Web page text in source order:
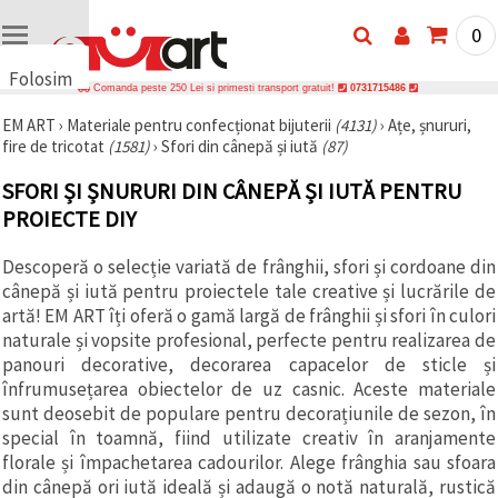
Folosim
uri
🍪 Folosim
și
tehnologii
similare
asigura
funcționarea
corectă a
site-ului,
pentru a vă
îmbunătăți
experiența
și, cu
acordul
dumneavoastră,
pentru a
analiza
traficul și a
0
Comanda peste 250 Lei si primesti transport gratuit! 0731715486
EM ART › Materiale pentru confecționat bijuterii (4131)› Ațe, șnururi,
fire de tricotat (1581)› Sfori din cânepă și iută (87)
SFORI ȘI ȘNURURI DIN CÂNEPĂ ȘI IUTĂ PENTRU
PROIECTE DIY
Descoperă o selecție variată de frânghii, sfori și cordoane din
cânepă și iută pentru proiectele tale creative și lucrările de
artă! EM ART îți oferă o gamă largă de frânghii și sfori în culori
naturale și vopsite profesional, perfecte pentru realizarea de
panouri decorative, decorarea capacelor de sticle și
înfrumusețarea obiectelor de uz casnic. Aceste materiale
sunt deosebit de populare pentru decorațiunile de sezon, în
special în toamnă, fiind utilizate creativ în aranjamente
florale și împachetarea cadourilor. Alege frânghia sau sfoara
din cânepă ori iută ideală și adaugă o notă naturală, rustică